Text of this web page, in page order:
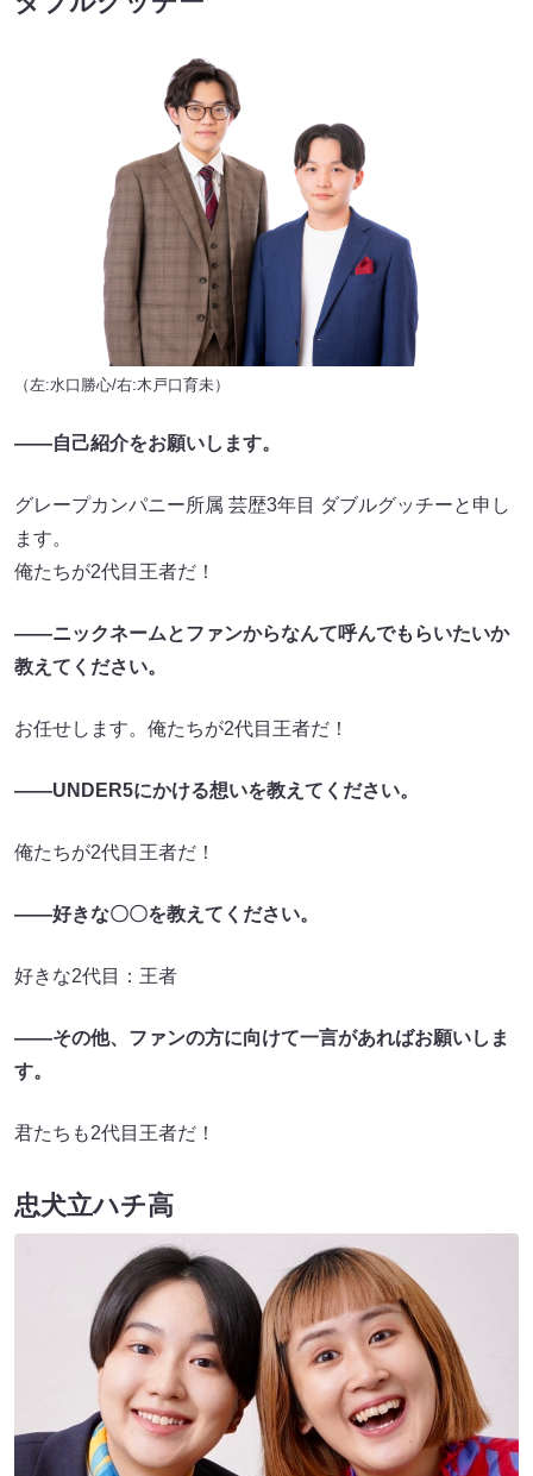
（左:水口勝心/右:木戸口育未）
――自己紹介をお願いします。
グレープカンパニー所属 芸歴3年目 ダブルグッチーと申し
ます。
俺たちが2代目王者だ！
――ニックネームとファンからなんて呼んでもらいたいか
教えてください。
お任せします。俺たちが2代目王者だ！
――UNDER5にかける想いを教えてください。
俺たちが2代目王者だ！
――好きな〇〇を教えてください。
好きな2代目：王者
――その他、ファンの方に向けて一言があればお願いしま
す。
君たちも2代目王者だ！
忠犬立ハチ高